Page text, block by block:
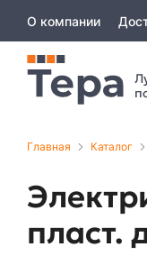
О компании
Главная Каталог
пласт.